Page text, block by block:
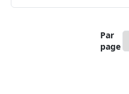
Par
page